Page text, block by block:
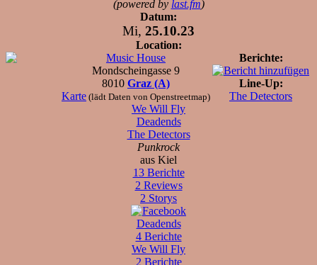
(powered by last.fm)
Datum:
Mi, 25.10.23
Location:
Music House
Mondscheingasse 9
8010 Graz (A)
Karte (lädt Daten von Openstreetmap)
Berichte:
Line-Up:
The Detectors
We Will Fly
Deadends
The Detectors
Punkrock
aus Kiel
13 Berichte
2 Reviews
2 Storys
Deadends
4 Berichte
We Will Fly
2 Berichte